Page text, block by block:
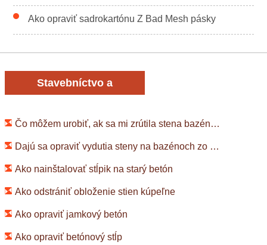
Ako opraviť sadrokartónu Z Bad Mesh pásky
Stavebníctvo a
Čo môžem urobiť, ak sa mi zrútila stena bazéna?
Dajú sa opraviť vydutia steny na bazénoch zo sklenených vlákien?
Ako nainštalovať stĺpik na starý betón
Ako odstrániť obloženie stien kúpeľne
Ako opraviť jamkový betón
Ako opraviť betónový stĺp